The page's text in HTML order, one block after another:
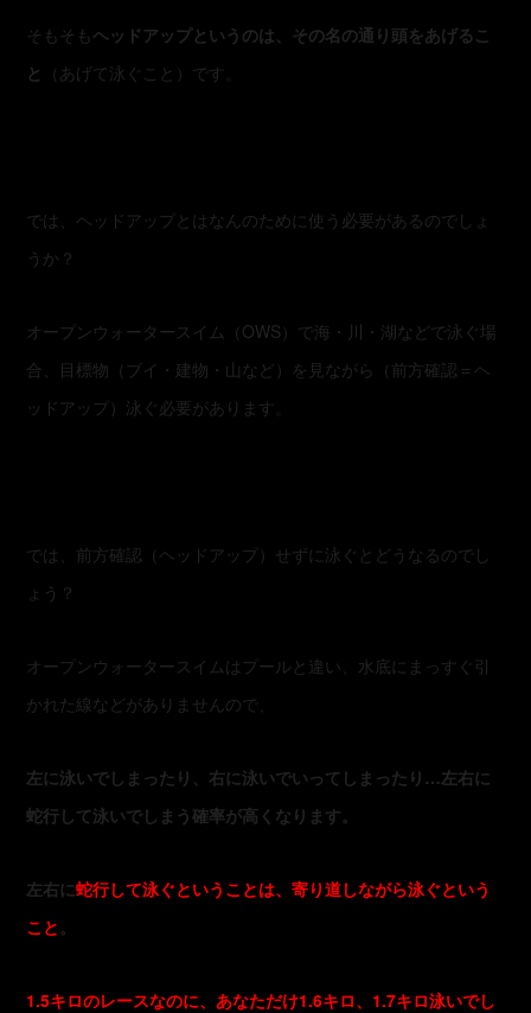
そもそもヘッドアップというのは、その名の通り頭をあげるこ
と （あげて泳ぐこと）です。
では、ヘッドアップとはなんのために使う必要があるのでしょ
うか？
オープンウォータースイム（OWS）で海・川・湖などで泳ぐ場
合、目標物（ブイ・建物・山など）を見ながら（前方確認＝ヘ
ッドアップ）泳ぐ必要があります。
では、前方確認（ヘッドアップ）せずに泳ぐとどうなるのでし
ょう？
オープンウォータースイムはプールと違い、水底にまっすぐ引
かれた線などがありませんので、
左に泳いでしまったり、右に泳いでいってしまったり…左右に
蛇行して泳いでしまう確率が高くなります。
左右に蛇行して泳ぐということは、寄り道しながら泳ぐという
こと 。
1.5キロのレースなのに、あなただけ1.6キロ、1.7キロ泳いでし